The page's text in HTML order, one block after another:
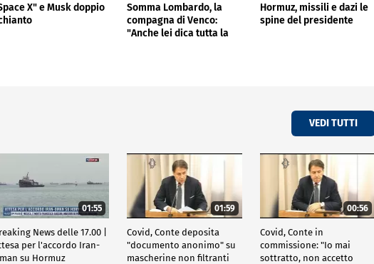
X" e Musk doppio
Somma Lombardo, la
compagna di Venco:
"Anche lei dica tutta la
Hormuz, missili e dazi le
spine del presidente
VEDI TUTTI
01:55
News delle 17.00 |
per l'accordo Iran-
su Hormuz
01:59
Covid, Conte deposita
"documento anonimo" su
mascherine non filtranti
00:56
Covid, Conte in
commissione: "Io mai
sottratto, non accetto